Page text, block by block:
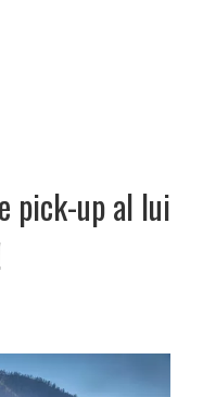
pick-up al lui